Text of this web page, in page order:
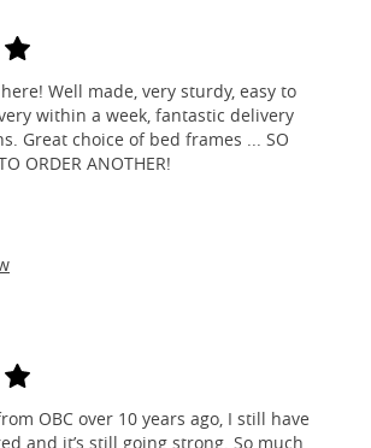
Well made, very sturdy, easy to
within a week, fantastic delivery
Great choice of bed frames ... SO
ORDER ANOTHER!
OBC over 10 years ago, I still have
and it’s still going strong. So much